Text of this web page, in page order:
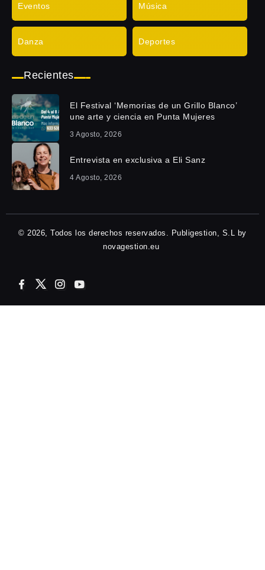
Eventos Música
Danza Deportes
Recientes
El Festival ‘Memorias de un Grillo Blanco’
une arte y ciencia en Punta Mujeres
3 Agosto, 2026
Entrevista en exclusiva a Eli Sanz
4 Agosto, 2026
© 2026, Todos los derechos reservados. Publigestion, S.L by
novagestion.eu